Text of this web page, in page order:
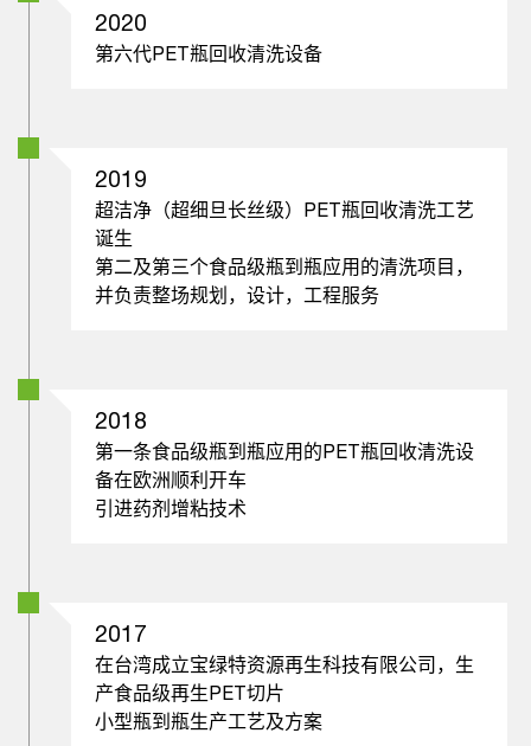
2020
第六代PET瓶回收清洗设备
2019
超洁净（超细旦长丝级）PET瓶回收清洗工艺
诞生
第二及第三个食品级瓶到瓶应用的清洗项目，
并负责整场规划，设计，工程服务
2018
第一条食品级瓶到瓶应用的PET瓶回收清洗设
备在欧洲顺利开车
引进药剂增粘技术
2017
在台湾成立宝绿特资源再生科技有限公司，生
产食品级再生PET切片
小型瓶到瓶生产工艺及方案